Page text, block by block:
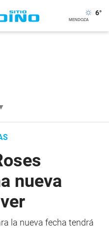
6°
nueva
la nueva fecha tendrá